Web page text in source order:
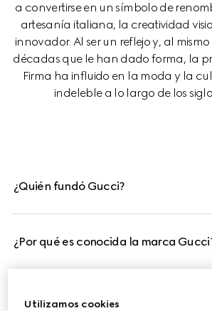
a convertirse en un símbolo de
artesanía italiana, la creatividad
innovador. Al ser un reflejo y, al
décadas que le han dado forma, la
Firma ha influido en la moda y la
indeleble a lo largo de los
¿Quién fundó Gucci?
¿Por qué es conocida la marca
¿Gucci es una firma italiana?
Utilizamos cookies